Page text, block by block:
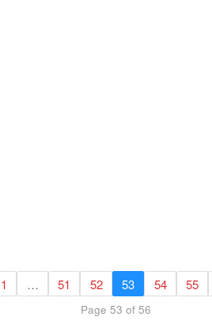
1 … 51 52 53 54 55
Page 53 of 56